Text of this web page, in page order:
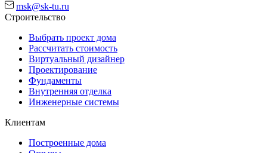
msk@sk-tu.ru
Строительство
Выбрать проект дома
Рассчитать стоимость
Виртуальный дизайнер
Проектирование
Фундаменты
Внутренняя отделка
Инженерные системы
Клиентам
Построенные дома